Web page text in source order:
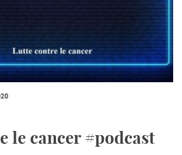
le cancer #podcast